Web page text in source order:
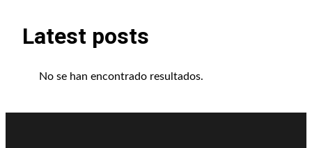
Latest posts
No se han encontrado resultados.